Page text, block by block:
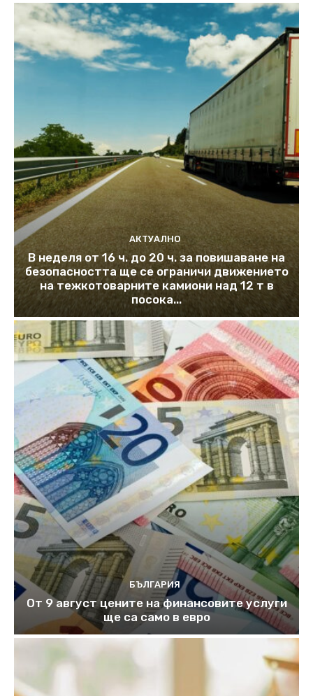
АКТУАЛНО
В неделя от 16 ч. до 20 ч. за повишаване на
безопасността ще се ограничи движението
на тежкотоварните камиони над 12 т в
посока...
БЪЛГАРИЯ
От 9 август цените на финансовите услуги
ще са само в евро